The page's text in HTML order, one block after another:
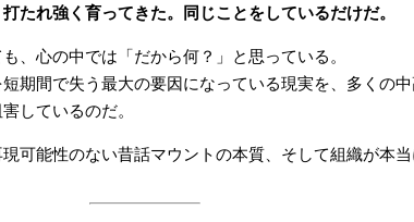
たれ強く育ってきた。同じことをしているだけだ。
、心の中では「だから何？」と思っている。
期間で失う最大の要因になっている現実を、多くの中
しているのだ。
可能性のない昔話マウントの本質、そして組織が本